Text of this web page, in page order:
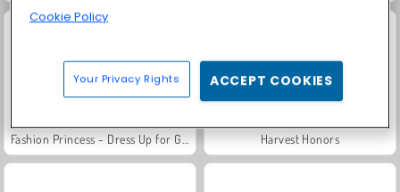
Fashion Princess - Dress Up for Girls Harvest Honors
Cookie Policy
Your Privacy Rights ACCEPT COOKIES